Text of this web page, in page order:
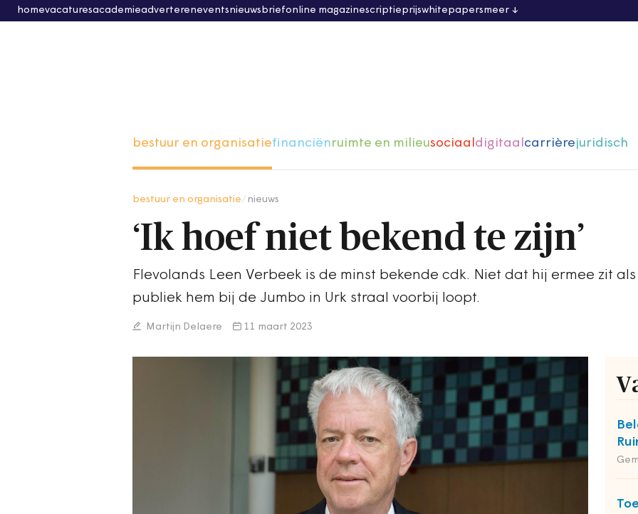
homevacaturesacademieadvertereneventsnieuwsbriefonline magazinescriptieprijswhitepapersmeer
bestuur en organisatiefinanciënruimte en milieusociaaldigitaalcarrièrejuridisch
bestuur en organisatie nieuws
‘Ik hoef niet bekend te zijn’
Flevolands Leen Verbeek is de minst bekende cdk. Niet dat hij ermee zit
publiek hem bij de Jumbo in Urk straal voorbij loopt.
Martijn Delaere 11 maart 2023